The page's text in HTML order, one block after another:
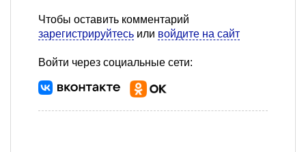
Чтобы оставить комментарий
зарегистрируйтесь или войдите на сайт
Войти через социальные сети: